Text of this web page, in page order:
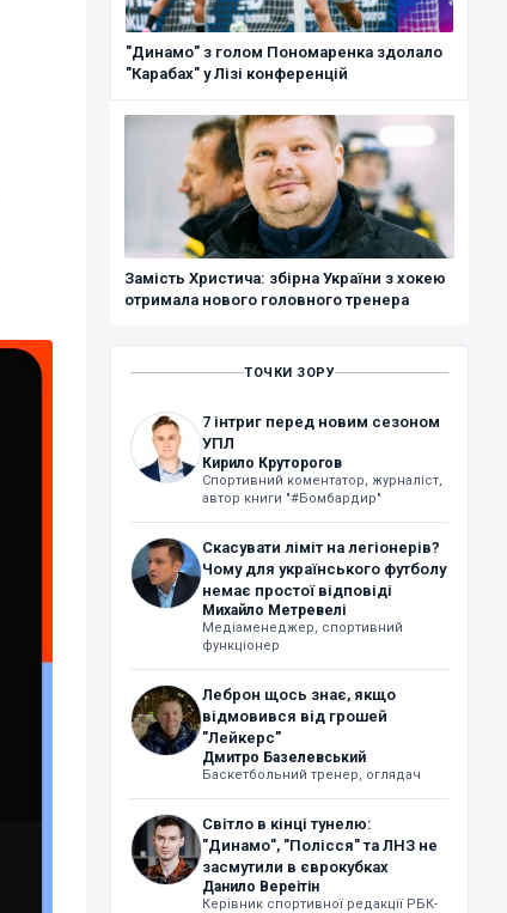
"Динамо" з голом Пономаренка здолало
"Карабах" у Лізі конференцій
Замість Христича: збірна України з хокею
отримала нового головного тренера
ТОЧКИ ЗОРУ
7 інтриг перед новим сезоном
УПЛ
Кирило Круторогов
Спортивний коментатор, журналіст,
автор книги "#Бомбардир"
Скасувати ліміт на легіонерів?
Чому для українського футболу
немає простої відповіді
Михайло Метревелі
Медіаменеджер, спортивний
функціонер
Леброн щось знає, якщо
відмовився від грошей
"Лейкерс"
Дмитро Базелевський
Баскетбольний тренер, оглядач
Світло в кінці тунелю:
"Динамо", "Полісся" та ЛНЗ не
засмутили в єврокубках
Данило Вереітін
Керівник спортивної редакції РБК-